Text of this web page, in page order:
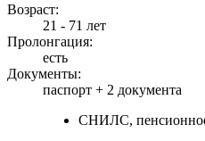
Возраст:
21 - 71 лет
Пролонгация:
есть
Документы:
паспорт + 2 документа
СНИЛС, пенсионное